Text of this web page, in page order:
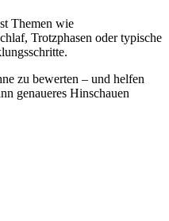
Themen wie
Trotzphasen oder typische
zu bewerten – und helfen
genaueres Hinschauen